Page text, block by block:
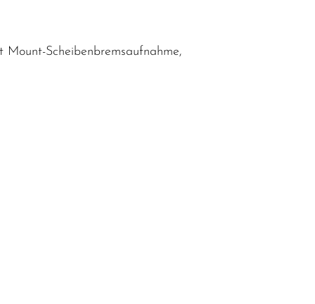
Scheibenbremsaufnahme,